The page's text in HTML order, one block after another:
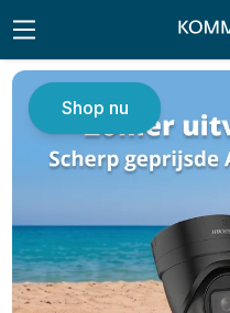
Shop nu